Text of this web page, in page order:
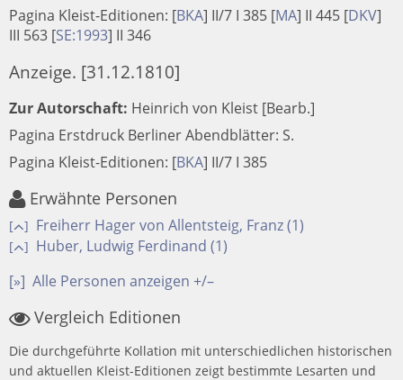
Pagina Kleist-Editionen: [BKA] II/7 I 385 [MA] II 445 [DKV]
III 563 [SE:1993] II 346
Anzeige. [31.12.1810]
Zur Autorschaft: Heinrich von Kleist [Bearb.]
Pagina Erstdruck Berliner Abendblätter: S.
Pagina Kleist-Editionen: [BKA] II/7 I 385
Erwähnte Personen
[ ] Freiherr Hager von Allentsteig, Franz (1)
[ ] Huber, Ludwig Ferdinand (1)
[»] Alle Personen anzeigen +/–
Vergleich Editionen
Die durchgeführte Kollation mit unterschiedlichen historischen
und aktuellen Kleist-Editionen zeigt bestimmte Lesarten und